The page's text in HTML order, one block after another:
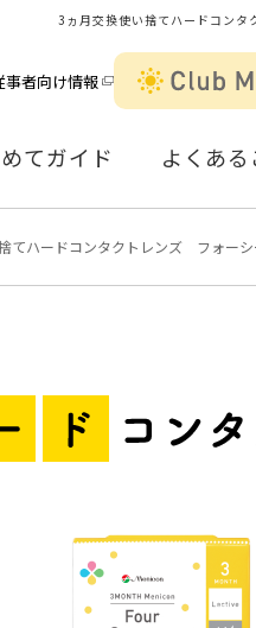
3ヵ月交換使い捨てハードコン
事者向け情報
てガイド よくあ
てハードコンタクトレンズ フォーシ